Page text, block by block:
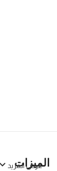
الميزات
عرض المزيد